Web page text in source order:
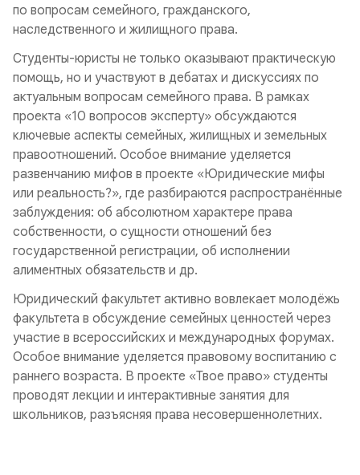
по вопросам семейного, гражданского,
наследственного и жилищного права.
Студенты-юристы не только оказывают практическую
помощь, но и участвуют в дебатах и дискуссиях по
актуальным вопросам семейного права. В рамках
проекта «10 вопросов эксперту» обсуждаются
ключевые аспекты семейных, жилищных и земельных
правоотношений. Особое внимание уделяется
развенчанию мифов в проекте «Юридические мифы
или реальность?», где разбираются распространённые
заблуждения: об абсолютном характере права
собственности, о сущности отношений без
государственной регистрации, об исполнении
алиментных обязательств и др.
Юридический факультет активно вовлекает молодёжь
факультета в обсуждение семейных ценностей через
участие в всероссийских и международных форумах.
Особое внимание уделяется правовому воспитанию с
раннего возраста. В проекте «Твое право» студенты
проводят лекции и интерактивные занятия для
школьников, разъясняя права несовершеннолетних.